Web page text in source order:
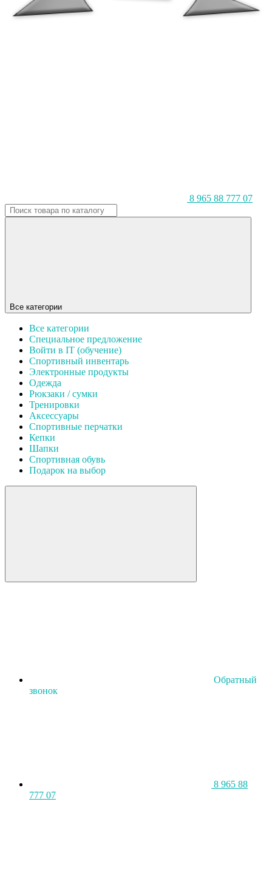
8 965 88 777 07
Все категории
Все категории
Специальное предложение
Войти в IT (обучение)
Спортивный инвентарь
Электронные продукты
Одежда
Рюкзаки / сумки
Тренировки
Аксессуары
Спортивные перчатки
Кепки
Шапки
Спортивная обувь
Подарок на выбор
Обратный
звонок
8 965 88
777 07